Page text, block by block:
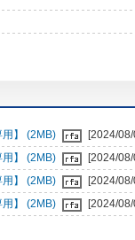
用】 (2MB)
[2024/
用】 (2MB)
[2024/
用】 (2MB)
[2024/
用】 (2MB)
[2024/